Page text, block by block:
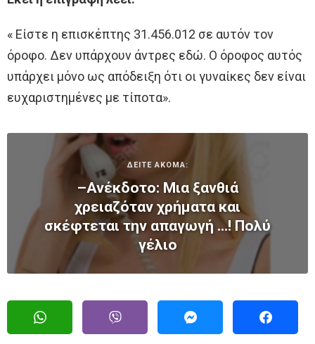
« Είστε η επισκέπτης 31.456.012 σε αυτόν τον
όροφο. Δεν υπάρχουν άντρες εδώ. Ο όροφος αυτός
υπάρχει μόνο ως απόδειξη ότι οι γυναίκες δεν είναι
ευχαριστημένες με τίποτα».
ΔΕΙΤΕ ΑΚΟΜΑ:
–Ανέκδοτο: Μια ξανθιά
χρειαζόταν χρήματα και
σκέφτεται την απαγωγή …! Πολύ
γέλιο